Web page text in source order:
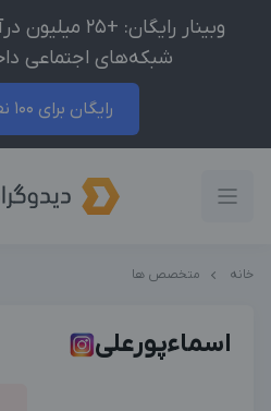
وبینار رایگان:
شبکه‌های اجتماعی
رایگان برای 100 نفر اول
خانه متخصص ها
اسماءپورعلی